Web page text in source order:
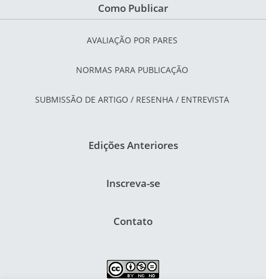
Como Publicar
AVALIAÇÃO POR PARES
NORMAS PARA PUBLICAÇÃO
SUBMISSÃO DE ARTIGO / RESENHA / ENTREVISTA
Edições Anteriores
Inscreva-se
Contato